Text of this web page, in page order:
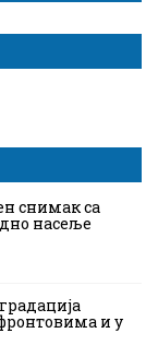
снимак са
насеље
и у